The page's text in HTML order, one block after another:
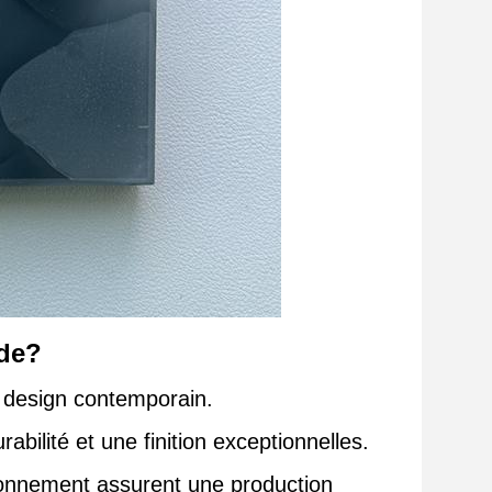
contemporain.
et une finition exceptionnelles.
assurent une production